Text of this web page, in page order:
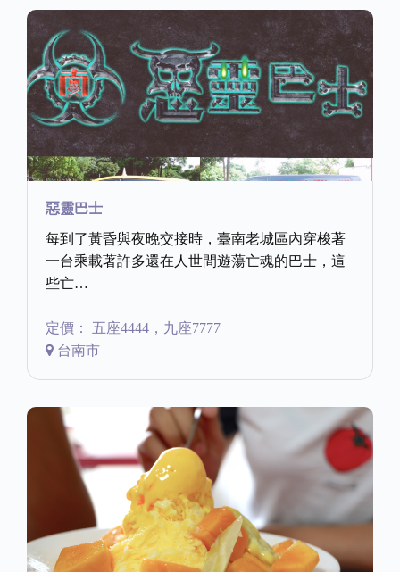
惡靈巴士
每到了黃昏與夜晚交接時，臺南老城區內穿梭著
一台乘載著許多還在人世間遊蕩亡魂的巴士，這
些亡…
定價： 五座4444，九座7777
台南市